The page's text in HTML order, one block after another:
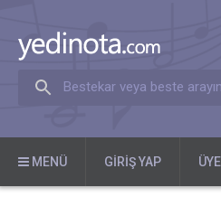
Bestekar veya beste arayın
MENÜ GIRIŞ YAP